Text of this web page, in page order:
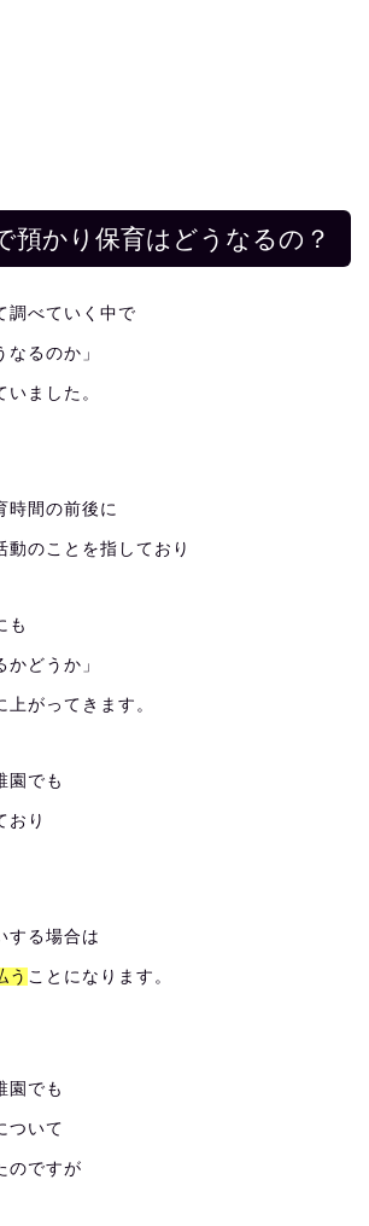
預かり保育はどうなるの？
調べていく中で
なるのか」
いました。
時間の前後に
動のことを指しており
も
かどうか」
がってきます。
園でも
おり
する場合は
う ことになります。
園でも
ついて
のですが